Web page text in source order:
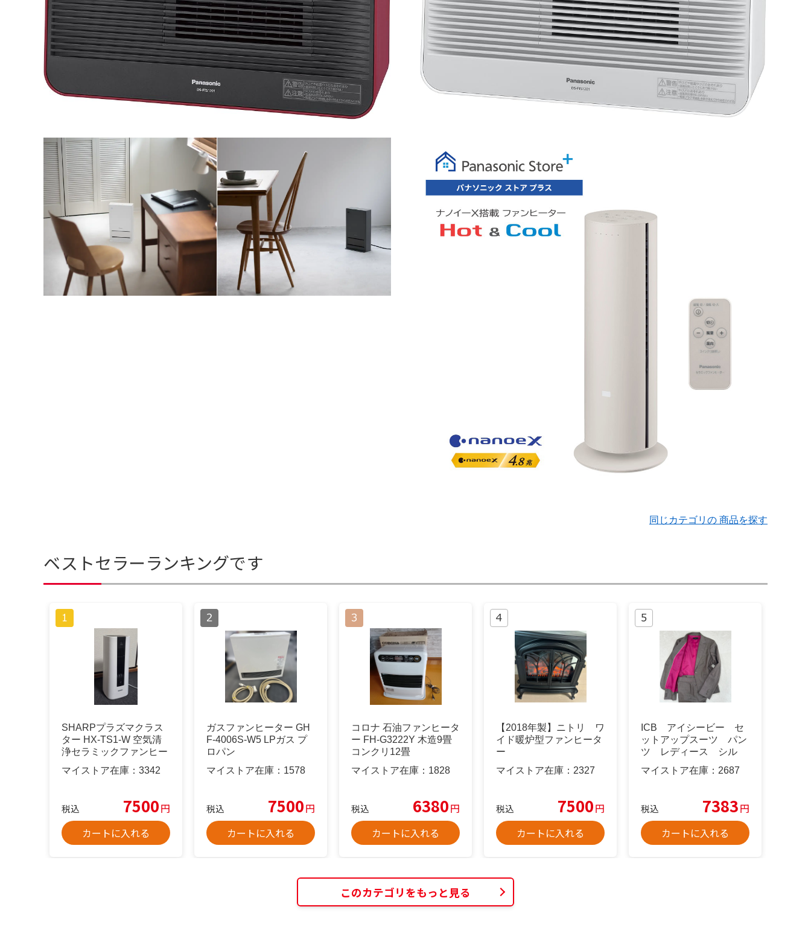
同じカテゴリの 商品を探す
ベストセラーランキングです
SHARPプラズマクラス
ター HX-TS1-W 空気清
浄セラミックファンヒー
マイストア在庫： 3342
税込 7500円
カートに入れる
ガスファンヒーター GH
F-4006S-W5 LPガス プ
ロパン
マイストア在庫： 1578
税込 7500円
カートに入れる
コロナ 石油ファンヒータ
ー FH-G3222Y 木造9畳
コンクリ12畳
マイストア在庫： 1828
税込 6380円
カートに入れる
【2018年製】ニトリ ワ
イド暖炉型ファンヒータ
ー
マイストア在庫： 2327
税込 7500円
カートに入れる
ICB アイシービー セ
ットアップスーツ パン
ツ レディース シル
マイストア在庫： 2687
税込 7383円
カートに入れる
このカテゴリをもっと見る